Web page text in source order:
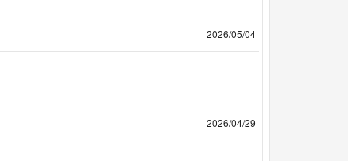
2026/05/04
2026/04/29